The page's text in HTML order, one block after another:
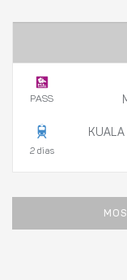
PASS
2 días
KUALA